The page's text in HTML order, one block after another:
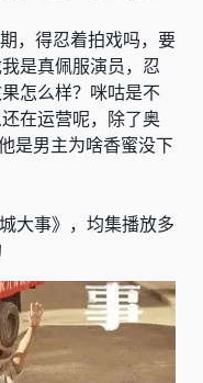
， 得忍着拍戏吗，要
是真佩服演员，忍
怎么样？ 咪咕是不
在运营呢，除了奥
是男主为啥香蜜没下
大事》 ，均集播放多